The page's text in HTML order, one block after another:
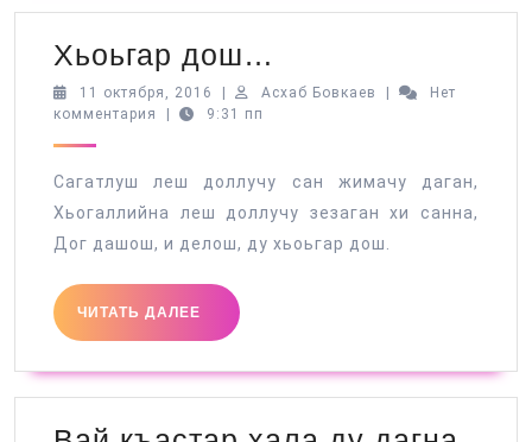
Хьоьгар дош…
дош…
11 октября, 2016 11
октября,
| Асхаб Бовкаев Асхаб
|
Нет
комментария
| 9:31 пп
Сагатлуш леш доллучу сан жимачу даган,
Хьогаллийна леш доллучу зезаган хи санна,
Дог дашош, и делош, ду хьоьгар дош.
ЧИТАТЬ ДАЛЕЕ
ЧИТАТЬ
ДАЛЕЕ